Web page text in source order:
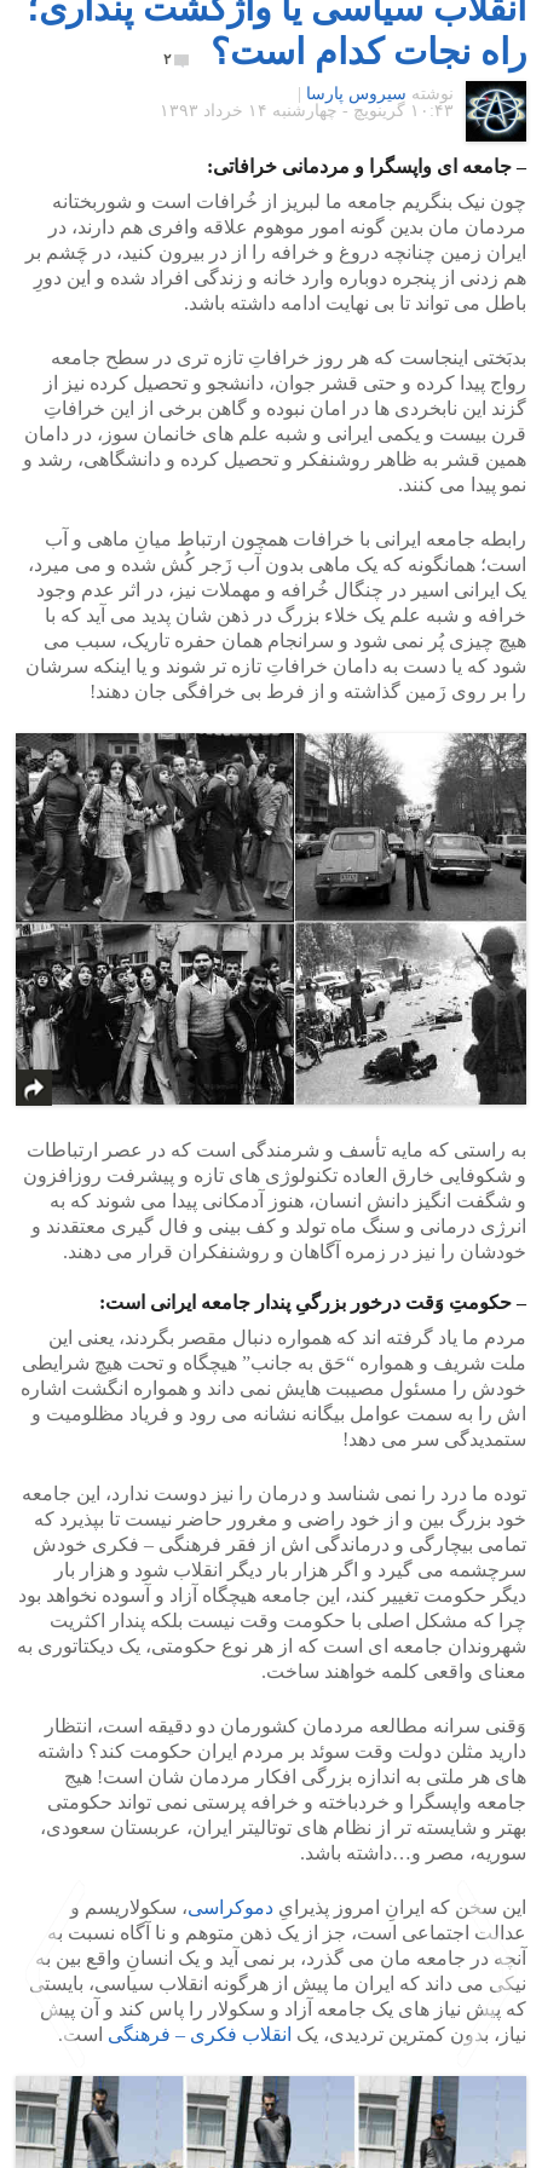
راه نجات کدام است؟
۲
نوشته سیروس پارسا
۱۰:۴۳ گرينويچ - چهارشنبه ۱۴ خرداد ۱۳۹۳
– جامعه ای واپسگرا و مردمانی خرافاتی:
چون نیک بنگریم جامعه ما لبریز از خُرافات است و شوربختانه
مردمان مان بدین گونه امور موهوم علاقه وافری هم دارند، در
ایران زمین چنانچه دروغ و خرافه را از در بیرون کنید، در چَشم بر
هم زدنی از پنجره دوباره وارد خانه و زندگی افراد شده و این دورِ
باطل می تواند تا بی نهایت ادامه داشته باشد.
بدبَختی اینجاست که هر روز خرافاتِ تازه تری در سطح جامعه
رواج پیدا کرده و حتی قشر جوان، دانشجو و تحصیل کرده نیز از
گزند این نابخردی ها در امان نبوده و گاهن برخی از این خرافاتِ
قرن بیست و یکمی ایرانی و شبه علم های خانمان سوز، در دامان
همین قشر به ظاهر روشنفکر و تحصیل کرده و دانشگاهی، رشد و
نمو پیدا می کنند.
رابطه جامعه ایرانی با خرافات همچون ارتباط میانِ ماهی و آب
است؛ همانگونه که یک ماهی بدون آب زَجر کُش شده و می میرد،
یک ایرانی اسیر در چنگال خُرافه و مهملات نیز، در اثر عدم وجود
خرافه و شبه علم یک خلاء بزرگ در ذهن شان پدید می آید که با
هیچ چیزی پُر نمی شود و سرانجام همان حفره تاریک، سبب می
شود که یا دست به دامان خرافاتِ تازه تر شوند و یا اینکه سرشان
را بر روی زَمین گذاشته و از فرط بی خرافگی جان دهند!
به راستی که مایه تأسف و شرمندگی است که در عصر ارتباطات
و شکوفایی خارق العاده تکنولوژی های تازه و پیشرفت روزافزون
و شگفت انگیز دانش انسان، هنوز آدمکانی پیدا می شوند که به
انرژی درمانی و سنگ ماه تولد و کف بینی و فال گیری معتقدند و
خودشان را نیز در زمره آگاهان و روشنفکران قرار می دهند.
– حکومتِ وَقت درخور بزرگیِ پندار جامعه ایرانی است:
مردم ما یاد گرفته اند که همواره دنبال مقصر بگردند، یعنی این
ملت شریف و همواره “حَق به جانب” هیچگاه و تحت هیچ شرایطی
خودش را مسئول مصیبت هایش نمی داند و همواره انگشت اشاره
اش را به سمت عوامل بیگانه نشانه می رود و فریاد مظلومیت و
ستمدیدگی سر می دهد!
توده ما درد را نمی شناسد و درمان را نیز دوست ندارد، این جامعه
خود بزرگ بین و از خود راضی و مغرور حاضر نیست تا بپذیرد که
تمامی بیچارگی و درماندگی اش از فقر فرهنگی – فکری خودش
سرچشمه می گیرد و اگر هزار بار دیگر انقلاب شود و هزار بار
دیگر حکومت تغییر کند، این جامعه هیچگاه آزاد و آسوده نخواهد بود
چرا که مشکل اصلی با حکومت وقت نیست بلکه پندار اکثریت
شهروندان جامعه ای است که از هر نوع حکومتی، یک دیکتاتوری به
معنای واقعی کلمه خواهند ساخت.
وَقنی سرانه مطالعه مردمان کشورمان دو دقیقه است، انتظار
دارید مثلن دولت وقت سوئد بر مردم ایران حکومت کند؟ داشته
های هر ملتی به اندازه بزرگی افکار مردمان شان است! هیج
جامعه واپسگرا و خردباخته و خرافه پرستی نمی تواند حکومتی
بهتر و شایسته تر از نظام های توتالیتر ایران، عربستان سعودی،
سوریه، مصر و…داشته باشد.
این سخن که ایرانِ امروز پذیرایِ دموکراسی، سکولاریسم و
عدالت اجتماعی است، جز از یک ذهن متوهم و نا آگاه نسبت به
آنچه در جامعه مان می گذرد، بر نمی آید و یک انسانِ واقع بین به
نیکی می داند که ایران ما پیش از هرگونه انقلاب سیاسی، بایستی
که پیش نیاز های یک جامعه آزاد و سکولار را پاس کند و آن پیش
نیاز، بدون کمترین تردیدی، یک انقلاب فکری – فرهنگی است.
>